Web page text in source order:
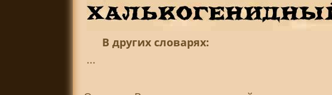
В других словарях:
...